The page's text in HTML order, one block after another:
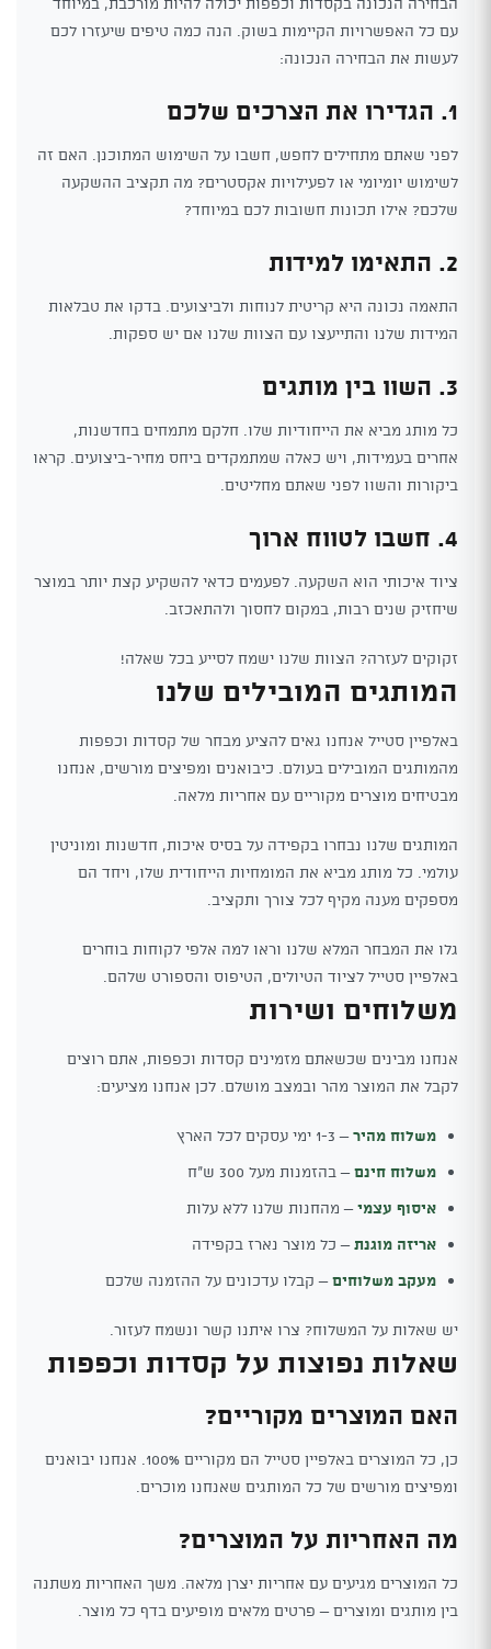
עם כל האפשרויות הקיימות בשוק. הנה כמה טיפים שיעזרו לכם
לעשות את הבחירה הנכונה:
1. הגדירו את הצרכים שלכם
לפני שאתם מתחילים לחפש, חשבו על השימוש המתוכנן. האם זה
לשימוש יומיומי או לפעילויות אקסטרים? מה תקציב ההשקעה
שלכם? אילו תכונות חשובות לכם במיוחד?
2. התאימו למידות
התאמה נכונה היא קריטית לנוחות ולביצועים. בדקו את טבלאות
המידות שלנו והתייעצו עם הצוות שלנו אם יש ספקות.
3. השוו בין מותגים
כל מותג מביא את הייחודיות שלו. חלקם מתמחים בחדשנות,
אחרים בעמידות, ויש כאלה שמתמקדים ביחס מחיר-ביצועים. קראו
ביקורות והשוו לפני שאתם מחליטים.
4. חשבו לטווח ארוך
ציוד איכותי הוא השקעה. לפעמים כדאי להשקיע קצת יותר במוצר
שיחזיק שנים רבות, במקום לחסוך ולהתאכזב.
זקוקים לעזרה? הצוות שלנו ישמח לסייע בכל שאלה!
המותגים המובילים שלנו
באלפיין סטייל אנחנו גאים להציע מבחר של קסדות וכפפות
מהמותגים המובילים בעולם. כיבואנים ומפיצים מורשים, אנחנו
מבטיחים מוצרים מקוריים עם אחריות מלאה.
המותגים שלנו נבחרו בקפידה על בסיס איכות, חדשנות ומוניטין
עולמי. כל מותג מביא את המומחיות הייחודית שלו, ויחד הם
מספקים מענה מקיף לכל צורך ותקציב.
גלו את המבחר המלא שלנו וראו למה אלפי לקוחות בוחרים
באלפיין סטייל לציוד הטיולים, הטיפוס והספורט שלהם.
משלוחים ושירות
אנחנו מבינים שכשאתם מזמינים קסדות וכפפות, אתם רוצים
לקבל את המוצר מהר ובמצב מושלם. לכן אנחנו מציעים:
משלוח מהיר– 1-3 ימי עסקים לכל הארץ
משלוח חינם– בהזמנות מעל 300 ש"ח
איסוף עצמי– מהחנות שלנו ללא עלות
אריזה מוגנת– כל מוצר נארז בקפידה
מעקב משלוחים– קבלו עדכונים על ההזמנה שלכם
יש שאלות על המשלוח? צרו איתנו קשר ונשמח לעזור.
שאלות נפוצות על קסדות וכפפות
האם המוצרים מקוריים?
כן, כל המוצרים באלפיין סטייל הם מקוריים 100%. אנחנו יבואנים
ומפיצים מורשים של כל המותגים שאנחנו מוכרים.
מה האחריות על המוצרים?
כל המוצרים מגיעים עם אחריות יצרן מלאה. משך האחריות משתנה
בין מותגים ומוצרים – פרטים מלאים מופיעים בדף כל מוצר.